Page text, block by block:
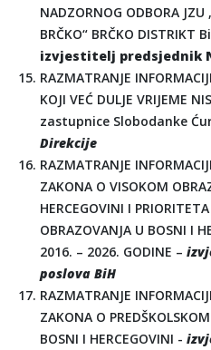
NADZORNOG ODBORA JZU
BRČKO“ BRČKO DISTRIKT
izvjestitelj predsjednik
RAZMATRANJE
KOJI VEĆ DULJE VRIJEME
zastupnice Slobodanke
Direkcije
RAZMATRANJE
ZAKONA O VISOKOM
HERCEGOVINI I
OBRAZOVANJA U BOSNI I
2016. – 2026. GODINE –
poslova BiH
RAZMATRANJE
ZAKONA O
BOSNI I HERCEGOVINI -